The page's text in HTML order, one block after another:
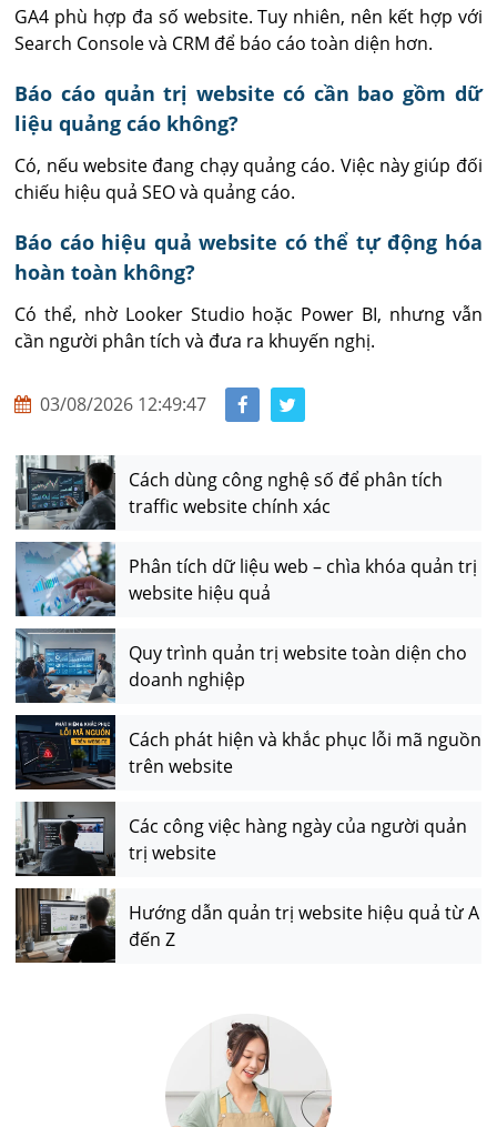
GA4 phù hợp đa số website. Tuy nhiên, nên kết hợp với
Search Console và CRM để báo cáo toàn diện hơn.
Báo cáo quản trị website có cần bao gồm dữ
liệu quảng cáo không?
Có, nếu website đang chạy quảng cáo. Việc này giúp đối
chiếu hiệu quả SEO và quảng cáo.
Báo cáo hiệu quả website có thể tự động hóa
hoàn toàn không?
Có thể, nhờ Looker Studio hoặc Power BI, nhưng vẫn
cần người phân tích và đưa ra khuyến nghị.
03/08/2026 12:49:47
Cách dùng công nghệ số để phân tích
traffic website chính xác
Phân tích dữ liệu web – chìa khóa quản trị
website hiệu quả
Quy trình quản trị website toàn diện cho
doanh nghiệp
Cách phát hiện và khắc phục lỗi mã nguồn
trên website
Các công việc hàng ngày của người quản
trị website
Hướng dẫn quản trị website hiệu quả từ A
đến Z